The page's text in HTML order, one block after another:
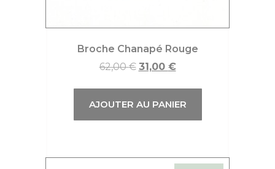
Broche Chanapé Rouge
62,00€ 31,00 €
AJOUTER AU PANIER